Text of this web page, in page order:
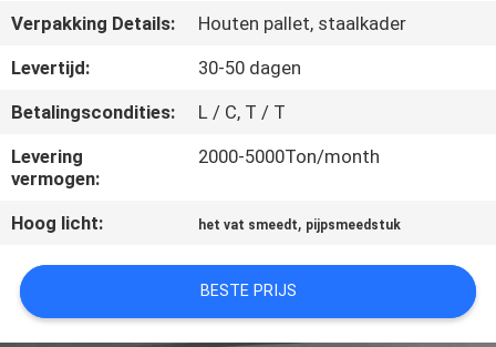
PRIVACY
POLICY
Verpakking Details:
Houten pallet, staalkader
Levertijd:
30-50 dagen
Betalingscondities:
L / C, T / T
Levering
vermogen:
2000-5000Ton/month
Hoog licht: het vat smeedt, pijpsmeedstuk
BESTE PRIJS